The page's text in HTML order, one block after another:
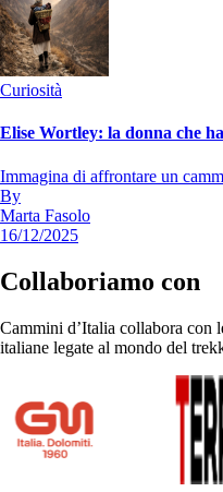
Curiosità
Elise Wortley: la donna che
Immagina di affrontare un
By
Marta Fasolo
16/12/2025
Collaboriamo con
Cammini d’Italia collabora con
italiane legate al mondo del